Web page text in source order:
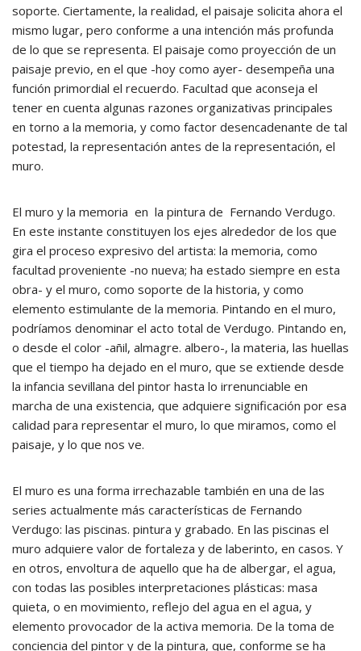
soporte. Ciertamente, la realidad, el paisaje solicita ahora el
mismo lugar, pero conforme a una intención más profunda
de lo que se representa. El paisaje como proyección de un
paisaje previo, en el que -hoy como ayer- desempeña una
función primordial el recuerdo. Facultad que aconseja el
tener en cuenta algunas razones organizativas principales
en torno a la memoria, y como factor desencadenante de tal
potestad, la representación antes de la representación, el
muro.
El muro y la memoria en la pintura de Fernando Verdugo.
En este instante constituyen los ejes alrededor de los que
gira el proceso expresivo del artista: la memoria, como
facultad proveniente -no nueva; ha estado siempre en esta
obra- y el muro, como soporte de la historia, y como
elemento estimulante de la memoria. Pintando en el muro,
podríamos denominar el acto total de Verdugo. Pintando en,
o desde el color -añil, almagre. albero-, la materia, las huellas
que el tiempo ha dejado en el muro, que se extiende desde
la infancia sevillana del pintor hasta lo irrenunciable en
marcha de una existencia, que adquiere significación por esa
calidad para representar el muro, lo que miramos, como el
paisaje, y lo que nos ve.
El muro es una forma irrechazable también en una de las
series actualmente más características de Fernando
Verdugo: las piscinas. pintura y grabado. En las piscinas el
muro adquiere valor de fortaleza y de laberinto, en casos. Y
en otros, envoltura de aquello que ha de albergar, el agua,
con todas las posibles interpretaciones plásticas: masa
quieta, o en movimiento, reflejo del agua en el agua, y
elemento provocador de la activa memoria. De la toma de
conciencia del pintor y de la pintura, que, conforme se ha